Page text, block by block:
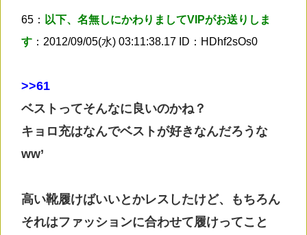
65： 以下、名無しにかわりましてVIPがお送りしま
す ：2012/09/05(水) 03:11:38.17 ID：HDhf2sOs0
>>61
ベストってそんなに良いのかね？
キョロ充はなんでベストが好きなんだろうな
ww’
高い靴履けばいいとかレスしたけど、もちろん
それはファッションに合わせて履けってこと